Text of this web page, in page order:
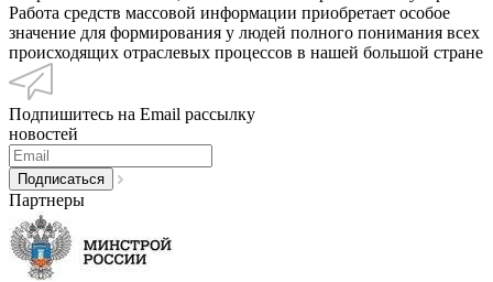
Работа средств массовой информации приобретает особое
значение для формирования у людей полного понимания всех
происходящих отраслевых процессов в нашей большой стране
Подпишитесь на Email рассылку
новостей
Партнеры